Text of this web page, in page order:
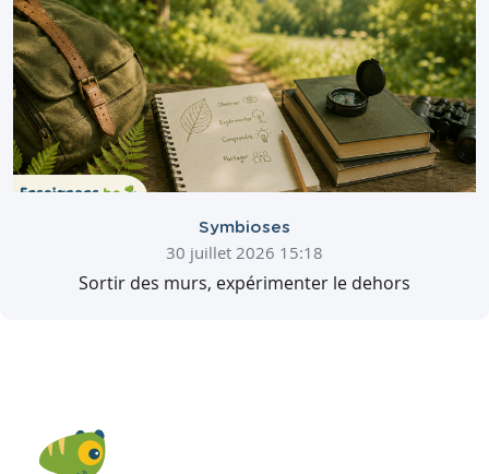
Symbioses
30 juillet 2026 15:18
Sortir des murs, expérimenter le dehors